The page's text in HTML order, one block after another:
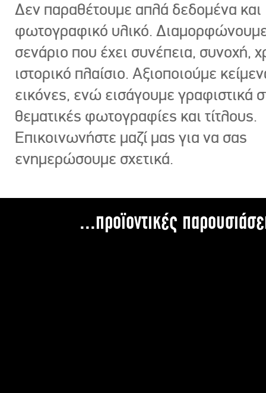
Δεν παραθέτουμε απλά δεδομένα και
φωτογραφικό υλικό.
σενάριο που έχει συνέπεια, συνοχή,
ιστορικό πλαίσιο. Αξιοποιούμε
εικόνες, ενώ εισάγουμε γραφιστικά
θεματικές φωτογραφίες και τίτλους.
Επικοινωνήστε μαζί μας για να σας
ενημερώσουμε σχετικά.
...προϊοντικές